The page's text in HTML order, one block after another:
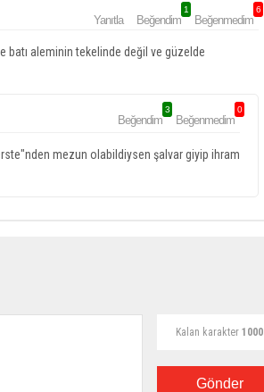
Yanıtla Beğendim
1
Beğenmedim
6
batı aleminin tekelinde değil ve güzelde
Beğendim
3
Beğenmedim
0
mezun olabildiysen şalvar giyip ihram
Kalan karakter 1000
Gönder